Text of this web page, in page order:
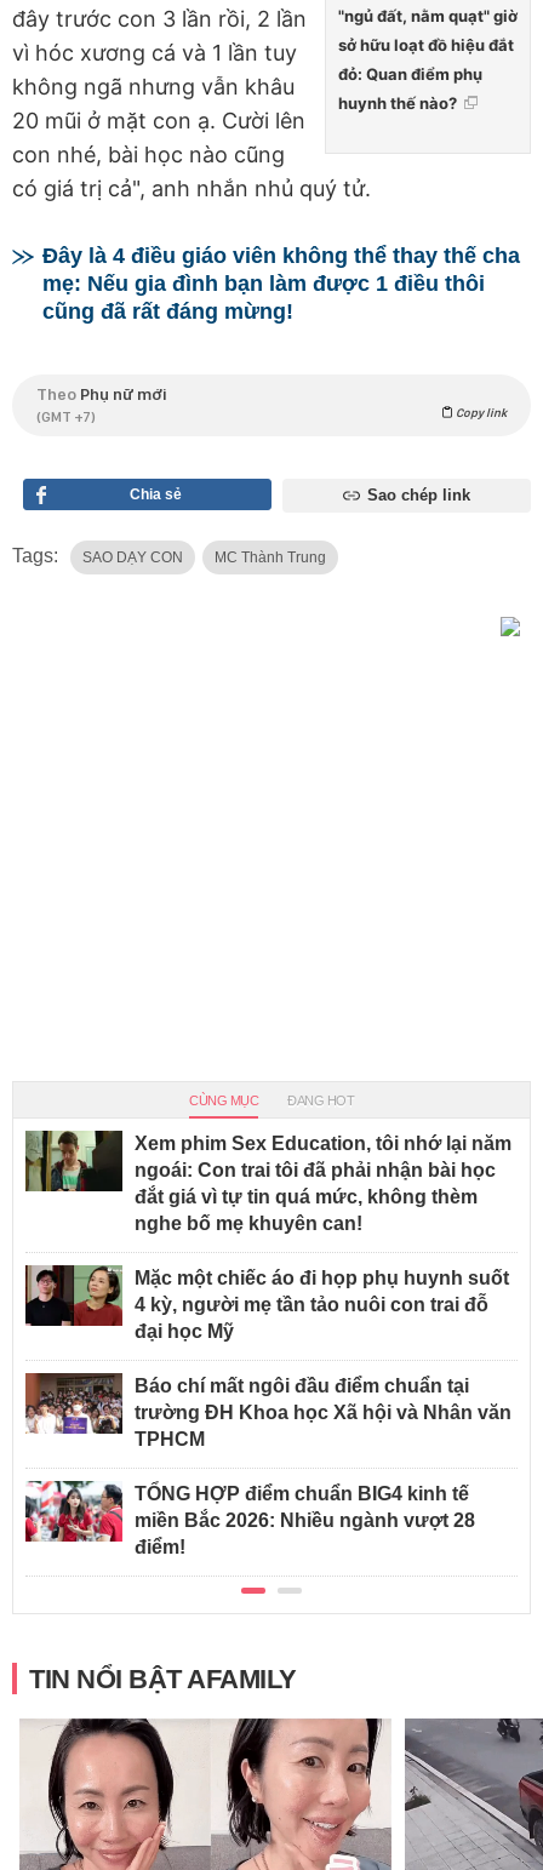
"ngủ đất, nằm quạt" giờ
sở hữu loạt đồ hiệu đắt
đỏ: Quan điểm phụ
huynh thế nào?
đây trước con 3 lần rồi, 2 lần
vì hóc xương cá và 1 lần tuy
không ngã nhưng vẫn khâu
20 mũi ở mặt con ạ. Cười lên
con nhé, bài học nào cũng
có giá trị cả", anh nhắn nhủ quý tử.
Đây là 4 điều giáo viên không thể thay thế cha
mẹ: Nếu gia đình bạn làm được 1 điều thôi
cũng đã rất đáng mừng!
Theo Phụ nữ mới
(GMT +7) Copy link
Chia sẻ Sao chép link
Tags: SAO DẠY CON MC Thành Trung
CÙNG MỤC ĐANG HOT
Xem phim Sex Education, tôi nhớ lại năm
ngoái: Con trai tôi đã phải nhận bài học
đắt giá vì tự tin quá mức, không thèm
nghe bố mẹ khuyên can!
Mặc một chiếc áo đi họp phụ huynh suốt
4 kỳ, người mẹ tần tảo nuôi con trai đỗ
đại học Mỹ
Báo chí mất ngôi đầu điểm chuẩn tại
trường ĐH Khoa học Xã hội và Nhân văn
TPHCM
TỔNG HỢP điểm chuẩn BIG4 kinh tế
miền Bắc 2026: Nhiều ngành vượt 28
điểm!
TIN NỔI BẬT AFAMILY